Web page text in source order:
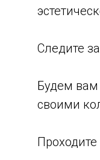
Следите
Будем
своими